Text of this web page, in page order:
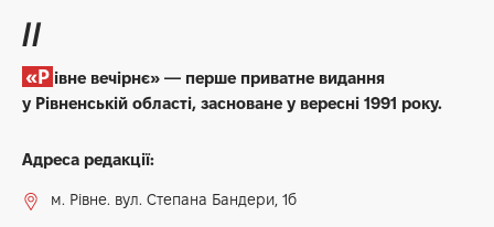
//
«Рівне вечірнє» — перше приватне видання
у Рівненській області, засноване у вересні 1991 року.
Адреса редакції:
м. Рівне. вул. Степана Бандери, 1б